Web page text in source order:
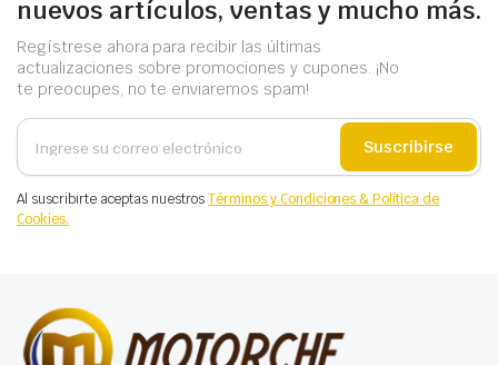
nuevos artículos, ventas y mucho más.
Regístrese ahora para recibir las últimas
actualizaciones sobre promociones y cupones. ¡No
te preocupes, no te enviaremos spam!
Suscribirse
Al suscribirte aceptas nuestrosTérminos y Condiciones & Política de
Cookies.